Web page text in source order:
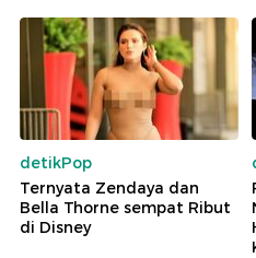
detikPop
Ternyata Zendaya dan
Bella Thorne sempat Ribut
di Disney